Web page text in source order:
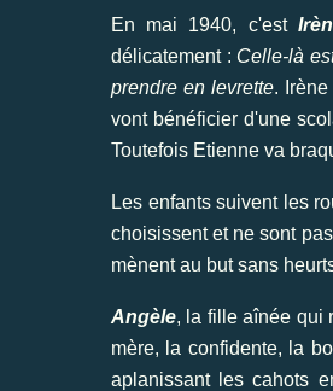
En mai 1940, c'est
délicatement : Celle-là
prendre en levrette.
vont bénéficier d'une
Toutefois Etienne va
Les enfants suivent les
choisissent et ne sont
mènent au but sans
Angèle, la fille aînée qui
mère, la confidente, la
aplanissant les cahots